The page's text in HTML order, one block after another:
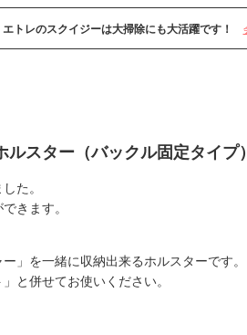
トレのスクイジーは大掃除にも大活躍です！
スター（バックル固定タイプ）
た。
きます。
」を一緒に収納出来るホルスターです
と併せてお使いください。